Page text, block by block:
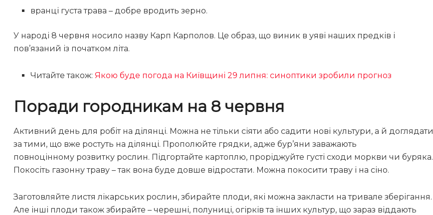
вранці густа трава – добре вродить зерно.
У народі 8 червня носило назву Карп Карполов. Це образ, що виник в уяві наших предків і
пов’язаний із початком літа.
Читайте також:Якою буде погода на Київщині 29 липня: синоптики зробили прогноз
Поради городникам на 8 червня
Активний день для робіт на ділянці. Можна не тільки сіяти або садити нові культури, а й доглядати
за тими, що вже ростуть на ділянці. Прополюйте грядки, адже бур’яни заважають
повноцінному розвитку рослин. Підгортайте картоплю, проріджуйте густі сходи моркви чи буряка.
Покосіть газонну траву – так вона буде довше відростати. Можна покосити траву і на сіно.
Заготовляйте листя лікарських рослин, збирайте плоди, які можна закласти на тривале зберігання.
Але інші плоди також збирайте – черешні, полуниці, огірків та інших культур, що зараз віддають